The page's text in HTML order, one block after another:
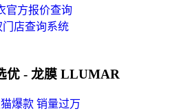
官方报价查询
门店查询系统
优 - 龙膜 LLUMAR
爆款 销量过万